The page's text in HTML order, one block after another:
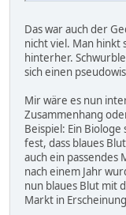
Das war auch der
nicht viel. Man hinkt
hinterher.
sich einen
Mir wäre es nun
Zusammenhang
Beispiel: Ein
fest, dass blaues
auch ein passendes
nach einem Jahr
nun blaues Blut mit
Markt in